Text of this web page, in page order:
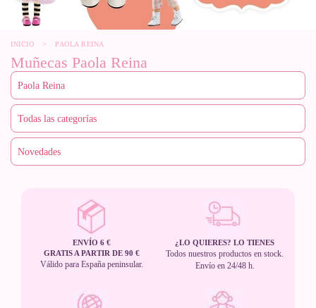
INICIO > PAOLA REINA
Muñecas Paola Reina
ENVÍO 6 €
GRATIS A PARTIR DE 90 €
Válido para España peninsular.
¿LO QUIERES? LO TIENES
Todos nuestros productos en stock.
Envío en 24/48 h.